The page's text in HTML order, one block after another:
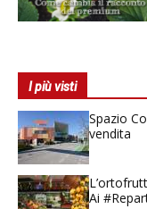
I più visti
Spazio
vendita
Ai